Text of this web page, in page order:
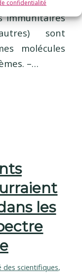
confidentialité
immunitaires
sont
molécules
–…
les
des scientifiques,